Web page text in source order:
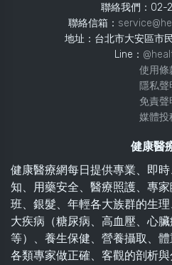
聯絡我們：02-
聯絡信箱：
地址：台北市大安區市
Line：
使用條
隱私聲
免責聲
媒體投
健康醫
健康醫療網每日提供專業、即
知、用藥安全、醫療照護、專
班、銀髮、年輕各大族群的生
大疾病（糖尿病、高血壓、心
等）、養生保健、營養攝取、
各類專家做正確、客觀的剖析